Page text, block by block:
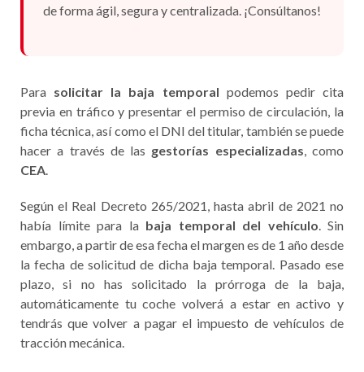
de forma ágil, segura y centralizada. ¡Consúltanos!
Para solicitar la baja temporal podemos pedir cita
previa en tráfico y presentar el permiso de circulación, la
ficha técnica, así como el DNI del titular, también se puede
hacer a través de las gestorías especializadas, como
CEA.
Según el Real Decreto 265/2021, hasta abril de 2021 no
había límite para labaja temporal del vehículo. Sin
embargo, a partir de esa fecha el margen es de 1 año desde
la fecha de solicitud de dicha baja temporal. Pasado ese
plazo, si no has solicitado la prórroga de la baja,
automáticamente tu coche volverá a estar en activo y
tendrás que volver a pagar el impuesto de vehículos de
tracción mecánica.